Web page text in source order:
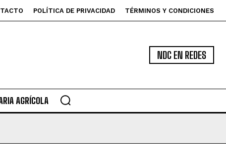
POLÍTICA DE PRIVACIDAD TÉRMINOS Y CONDICIONES
NDC EN REDES
AGRÍCOLA